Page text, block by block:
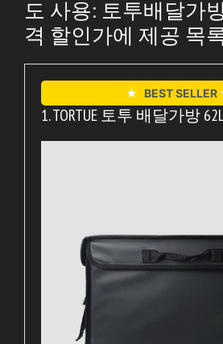
도 사용: 토투배달가
격 할인가에 제공 목
★ BEST SELLER
1. TORTUE 토투 배달가방